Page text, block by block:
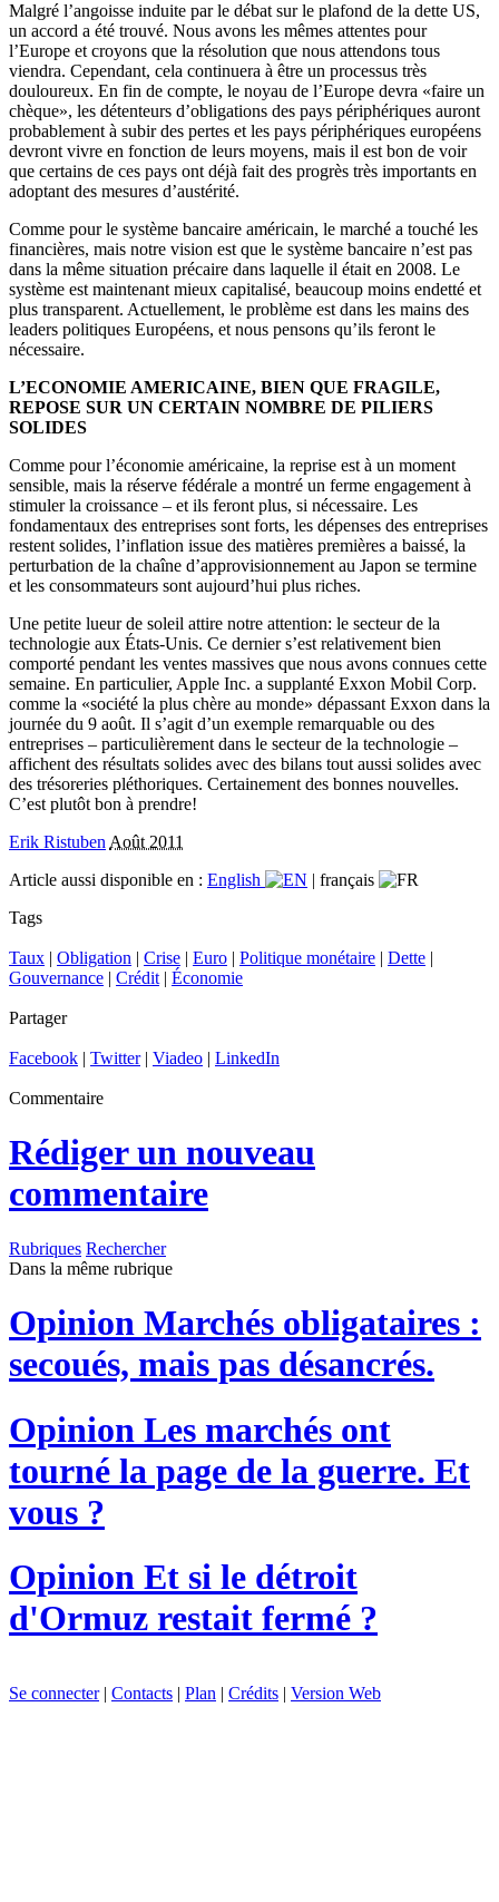
Malgré l’angoisse induite par le débat sur le plafond de la dette US,
un accord a été trouvé. Nous avons les mêmes attentes pour
l’Europe et croyons que la résolution que nous attendons tous
viendra. Cependant, cela continuera à être un processus très
douloureux. En fin de compte, le noyau de l’Europe devra «faire un
chèque», les détenteurs d’obligations des pays périphériques auront
probablement à subir des pertes et les pays périphériques européens
devront vivre en fonction de leurs moyens, mais il est bon de voir
que certains de ces pays ont déjà fait des progrès très importants en
adoptant des mesures d’austérité.
Comme pour le système bancaire américain, le marché a touché les
financières, mais notre vision est que le système bancaire n’est pas
dans la même situation précaire dans laquelle il était en 2008. Le
système est maintenant mieux capitalisé, beaucoup moins endetté et
plus transparent. Actuellement, le problème est dans les mains des
leaders politiques Européens, et nous pensons qu’ils feront le
nécessaire.
L’ECONOMIE AMERICAINE, BIEN QUE FRAGILE,
REPOSE SUR UN CERTAIN NOMBRE DE PILIERS
SOLIDES
Comme pour l’économie américaine, la reprise est à un moment
sensible, mais la réserve fédérale a montré un ferme engagement à
stimuler la croissance – et ils feront plus, si nécessaire. Les
fondamentaux des entreprises sont forts, les dépenses des entreprises
restent solides, l’inflation issue des matières premières a baissé, la
perturbation de la chaîne d’approvisionnement au Japon se termine
et les consommateurs sont aujourd’hui plus riches.
Une petite lueur de soleil attire notre attention: le secteur de la
technologie aux États-Unis. Ce dernier s’est relativement bien
comporté pendant les ventes massives que nous avons connues cette
semaine. En particulier, Apple Inc. a supplanté Exxon Mobil Corp.
comme la «société la plus chère au monde» dépassant Exxon dans la
journée du 9 août. Il s’agit d’un exemple remarquable ou des
entreprises – particulièrement dans le secteur de la technologie –
affichent des résultats solides avec des bilans tout aussi solides avec
des trésoreries pléthoriques. Certainement des bonnes nouvelles.
C’est plutôt bon à prendre!
Erik Ristuben Août 2011
Article aussi disponible en : English | français
Tags
Taux | Obligation | Crise | Euro | Politique monétaire | Dette |
Gouvernance | Crédit | Économie
Partager
Facebook | Twitter| Viadeo | LinkedIn
Commentaire
Rédiger un nouveau
commentaire
Rubriques Rechercher
Dans la même rubrique
Opinion Marchés obligataires :
secoués, mais pas désancrés.
Opinion Les marchés ont
tourné la page de la guerre. Et
vous ?
Opinion Et si le détroit
d'Ormuz restait fermé ?
Se connecter| Contacts | Plan | Crédits | Version Web